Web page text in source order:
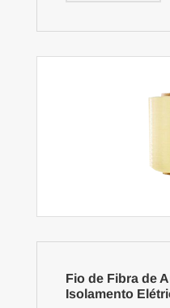
Fio de Fibra de
Isolamento